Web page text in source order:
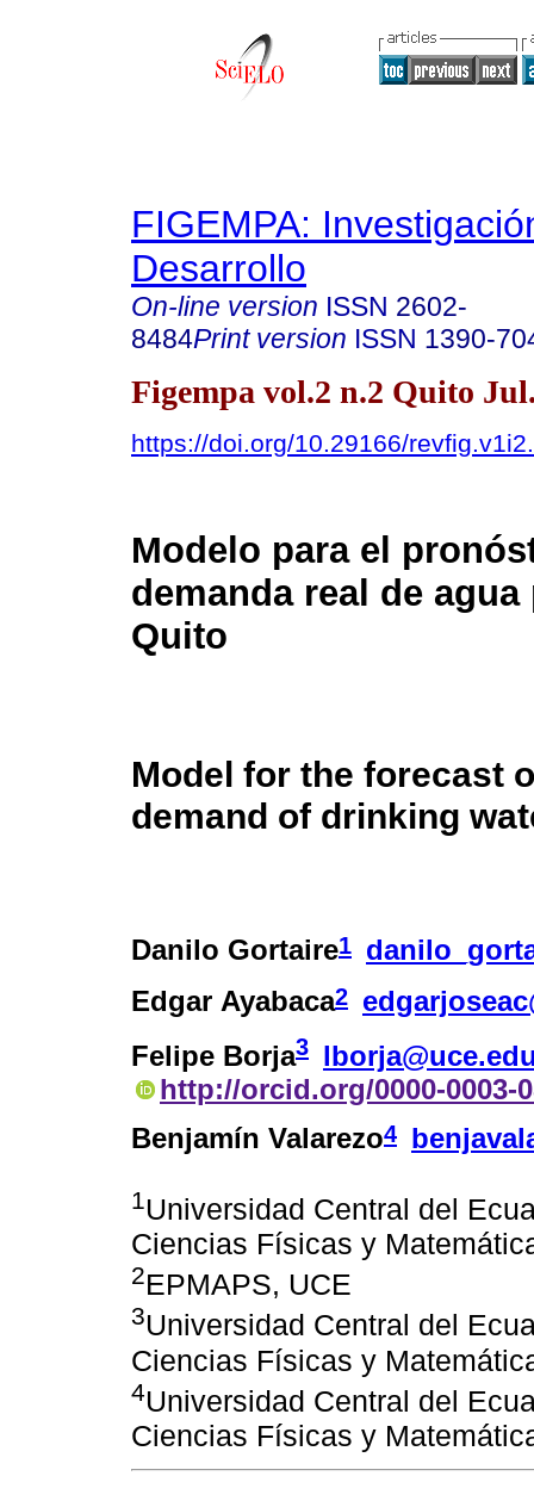
FIGEMPA:
Desarrollo
On-line version ISSN 2602-
8484Print version ISSN 1390-
Figempa vol.2 n.2 Quito
https://doi.org/10.29166/
Modelo para el
demanda real de
Quito
Model for the forecast
demand of drinking
Danilo Gortaire1
Edgar Ayabaca2
Felipe Borja3
http://orcid.org/0000-0003-
Benjamín Valarezo4
1Universidad Central del
Ciencias Físicas y
2EPMAPS, UCE
3Universidad Central del
Ciencias Físicas y
4Universidad Central del
Ciencias Físicas y